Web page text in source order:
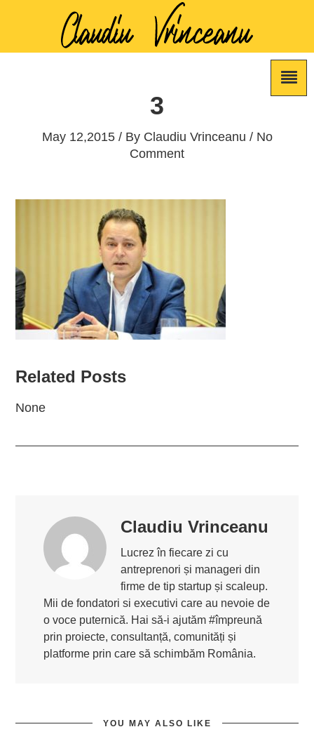
3
May 12,2015 / By Claudiu Vrinceanu / No
Comment
Related Posts
None
Claudiu Vrinceanu
Lucrez în fiecare zi cu
antreprenori și manageri din
firme de tip startup și scaleup.
Mii de fondatori si executivi care au nevoie de
o voce puternică. Hai să-i ajutăm #împreună
prin proiecte, consultanță, comunități și
platforme prin care să schimbăm România.
YOU MAY ALSO LIKE